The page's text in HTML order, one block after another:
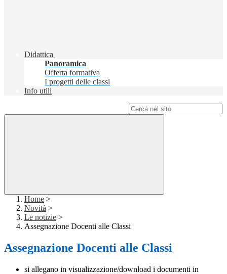
Didattica
Panoramica
Offerta formativa
I progetti delle classi
Info utili
Home >
Novità >
Le notizie >
Assegnazione Docenti alle Classi
Assegnazione Docenti alle Classi
si allegano in visualizzazione/download i documenti in